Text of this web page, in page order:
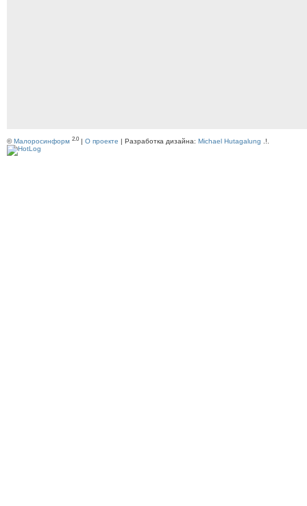
©Малоросинформ 2.0 | О проекте | Разработка дизайна: Michael Hutagalung .!.